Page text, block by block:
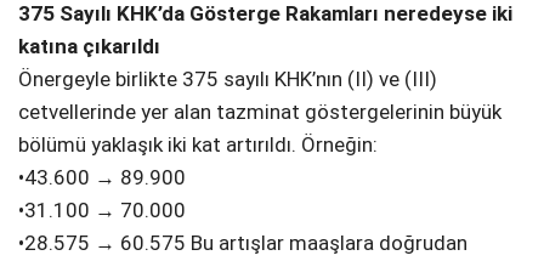
375 Sayılı KHK’da Gösterge Rakamları neredeyse iki
katına çıkarıldı
Önergeyle birlikte 375 sayılı KHK’nın (II) ve (III)
cetvellerinde yer alan tazminat göstergelerinin büyük
bölümü yaklaşık iki kat artırıldı. Örneğin:
•43.600 → 89.900
•31.100 → 70.000
•28.575 → 60.575 Bu artışlar maaşlara doğrudan